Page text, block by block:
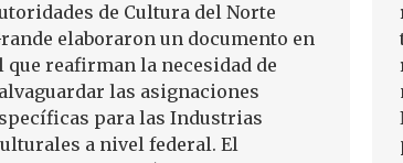
de Cultura del Norte
elaboraron un documento en
que reafirman la necesidad de
las asignaciones
para las Industrias
a nivel federal. El